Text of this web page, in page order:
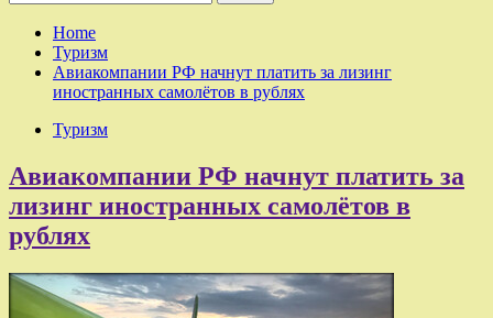
Home
Туризм
Авиакомпании РФ начнут платить за лизинг
иностранных самолётов в рублях
Туризм
Авиакомпании РФ начнут платить за
лизинг иностранных самолётов в
рублях